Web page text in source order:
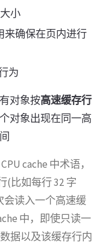
小
来确保在页内进行
为
对象按高速缓存行
对象出现在同一高
cache 中术语，
(比如每行 32 字
会读入一个高速缓
中，即使只读一
据以及该缓存行内